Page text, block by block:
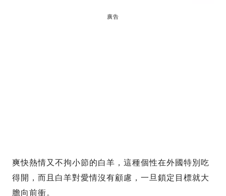
廣告
爽快熱情又不拘小節的白羊，這種個性在外國特別吃
得開，而且白羊對愛情沒有顧慮，一旦鎖定目標就大
膽向前衝。